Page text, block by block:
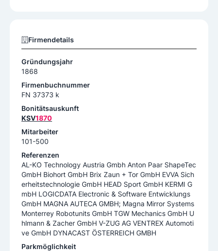
Firmendetails
Gründungsjahr
1868
Firmenbuchnummer
FN 37373 k
Bonitätsauskunft
KSV1870
Mitarbeiter
101-500
Referenzen
AL-KO Technology Austria Gmbh Anton Paar ShapeTec
GmbH Biohort GmbH Brix Zaun + Tor GmbH EVVA Sich
erheitstechnologie GmbH HEAD Sport GmbH KERMI G
mbH LOGICDATA Electronic & Software Entwicklungs
GmbH MAGNA AUTECA GMBH; Magna Mirror Systems
Monterrey Robotunits GmbH TGW Mechanics GmbH U
hlmann & Zacher GmbH V-ZUG AG VENTREX Automoti
ve GmbH DYNACAST ÖSTERREICH GMBH
Parkmöglichkeit